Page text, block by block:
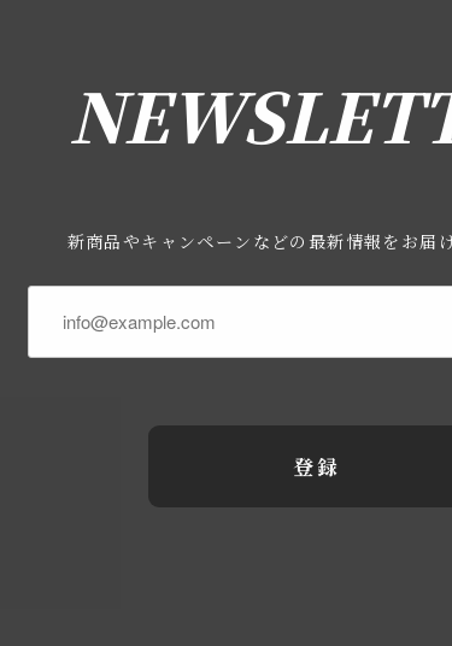
新商品やキャンペーンなどの最新情報をお届
登録